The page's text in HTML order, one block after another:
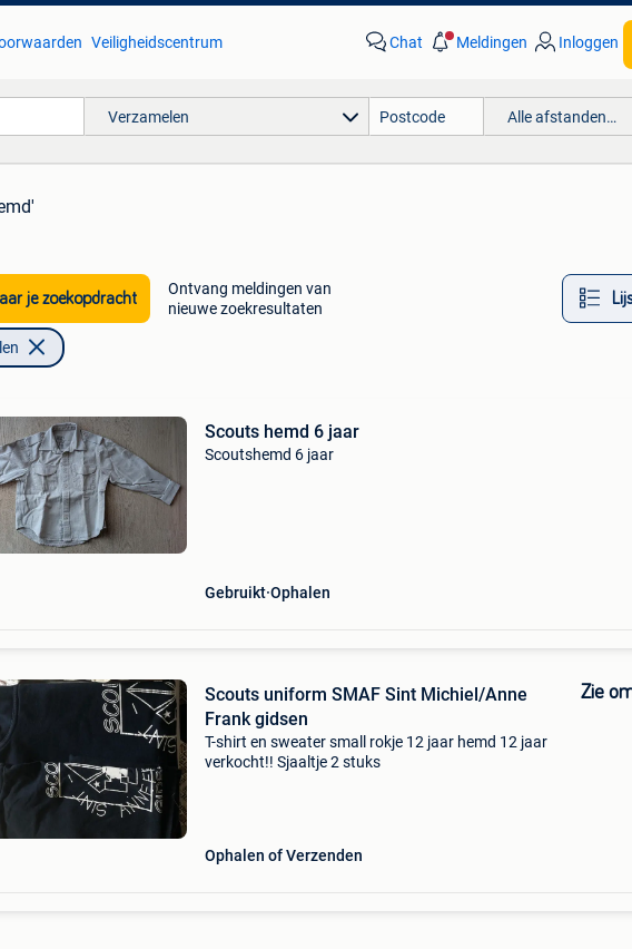
Veiligheidscentrum Chat Meldingen Inloggen
Verzamelen Alle afstanden…
je zoekopdracht
Ontvang meldingen van
nieuwe zoekresultaten
Scouts hemd 6 jaar
Scoutshemd 6 jaar
Gebruikt Ophalen
Scouts uniform SMAF Sint Michiel/Anne
Frank gidsen
T-shirt en sweater small rokje 12 jaar hemd 12 jaar
verkocht!! Sjaaltje 2 stuks
Ophalen of Verzenden
Zie